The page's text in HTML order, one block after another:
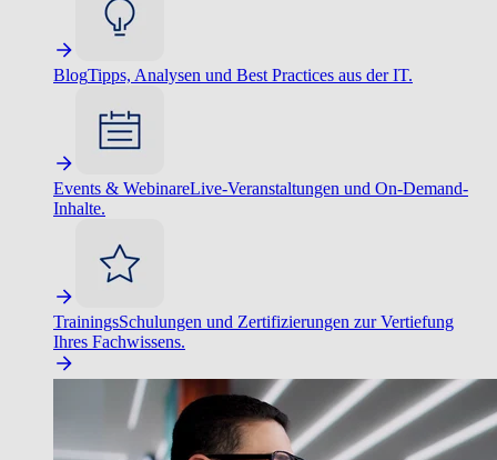
BlogTipps, Analysen und Best Practices aus der IT.
Events & WebinareLive-Veranstaltungen und On-Demand-
Inhalte.
TrainingsSchulungen und Zertifizierungen zur Vertiefung
Ihres Fachwissens.